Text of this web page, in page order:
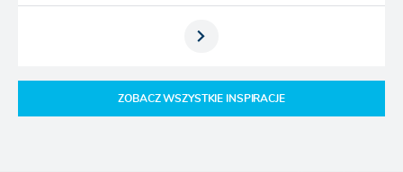
ZOBACZ WSZYSTKIE INSPIRACJE